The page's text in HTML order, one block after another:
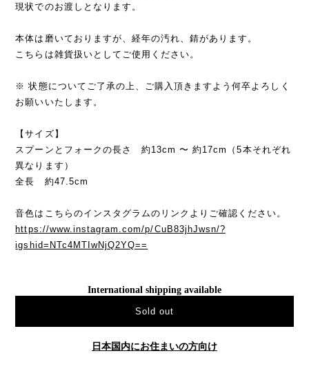
現状でのお渡しとなります。
本体は磨いておりますが、経年の汚れ、錆があります。
こちらは雑貨扱いとしてご使用ください。
※ 状態についてご了承の上、ご購入頂きますよう何卒よろしく
お願いいたします。
【サイズ】
スプーンとフォークの長さ 約13cm 〜 約17cm（5本それぞれ
異なります）
全長 約47.5cm
音色はこちらのインスタグラムのリンクよりご確認ください。
https://www.instagram.com/p/CuB83jhJwsn/?
igshid=NTc4MTIwNjQ2YQ==
International shipping available
Sold out
日本国内にお住まいの方向け